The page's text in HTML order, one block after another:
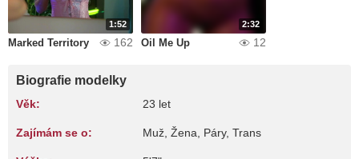
1:52
Marked Territory 162
2:32
Oil Me Up 12
Biografie modelky
Věk: 23 let
Zajímám se o: Muž, Žena, Páry, Trans